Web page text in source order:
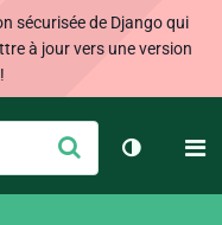
sécurisée de Django qui
à jour vers une version
Envoyer
Changer